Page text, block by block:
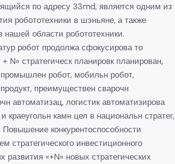
по адресу 33md, является одним из
робототехники в шэньяне, а также
нашей области робототехники.
робот продолжа сфокусирова то
N» стратегическ планировк планирован,
робот, мобильн робот,
преимуществен сварочн
автоматизац, логистик автоматизирова
краеугольн камн цел в национальн стратег,
конкурентоспособности
стратегического инвестиционного
развития «+N» новых стратегических